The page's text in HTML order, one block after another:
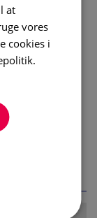
två av
finns
med
och
at
vores
cookies i